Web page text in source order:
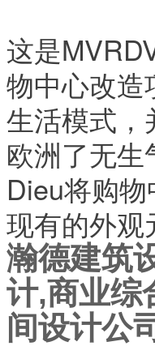
这是
物中心改
生活模式，
欧洲了无
Dieu将购
现有的外
瀚德建筑
计,商业综
间设计公